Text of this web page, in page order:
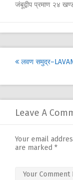
जंबूद्वीप प्रमाण २४
Post
लवण
Leave A
Your email
are marked *